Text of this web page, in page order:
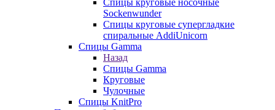
Sockenwunder
Спицы круговые супергладкие
спиральные AddiUnicorn
Спицы Gamma
Назад
Спицы Gamma
Круговые
Чулочные
Спицы KnitPro